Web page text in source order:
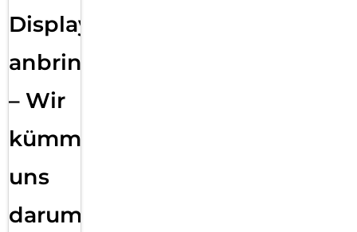
Displayfolie
anbringen
– Wir
kümmern
uns
darum!